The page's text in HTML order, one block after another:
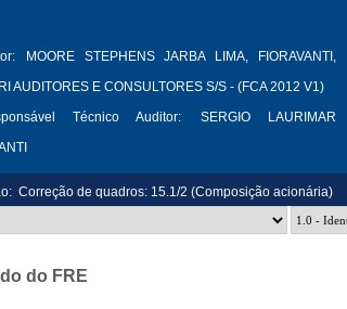
MOORE STEPHENS JARBA LIMA, FIORAVANTI,
AUDITORES E CONSULTORES S/S - (FCA 2012 V1)
Técnico Auditor:
SERGIO LAURIMAR
Correção de quadros: 15.1/2 (Composição acionária)